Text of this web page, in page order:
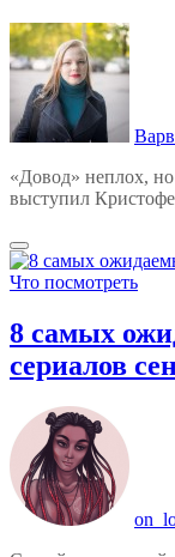
«Довод» неплох,
выступил
Что посмотреть
8 самых
сериалов